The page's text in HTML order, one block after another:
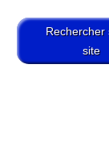
Rechercher
site